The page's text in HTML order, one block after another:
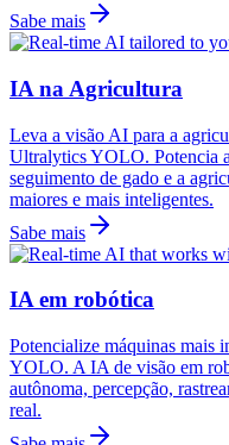
Sabe mais
IA na Agricultura
Leva a visão AI para a
Ultralytics YOLO. Potencia
seguimento de gado e a
maiores e mais inteligentes.
Sabe mais
IA em robótica
Potencialize máquinas mais
YOLO. A IA de visão em
autônoma, percepção,
real.